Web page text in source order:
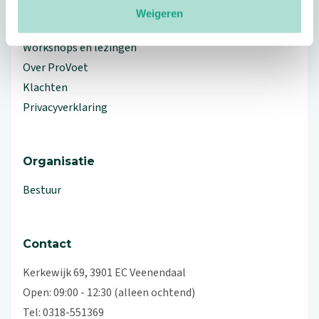
Weigeren
Workshops en lezingen
Over ProVoet
Klachten
Privacyverklaring
Organisatie
Bestuur
Contact
Kerkewijk 69, 3901 EC Veenendaal
Open: 09:00 - 12:30 (alleen ochtend)
Tel: 0318-551369